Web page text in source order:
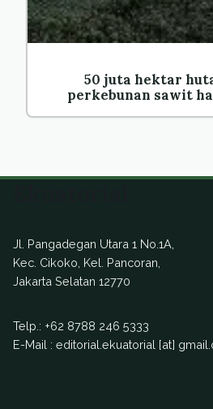
50 juta hektar
perkebunan sawit
Jl. Pangadegan Utara 1 No.1A,
Kec. Cikoko, Kel. Pancoran,
Jakarta Selatan 12770
Telp.: +62 8788 246 5333
E-Mail : editorial.ekuatorial [at]